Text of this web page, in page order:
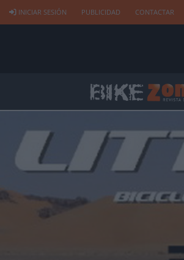
INICIAR SESIÓN PUBLICIDAD CONTACTAR